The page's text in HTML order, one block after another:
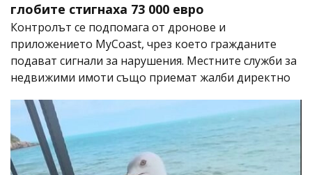
глобите стигнаха 73 000 евро
Контролът се подпомага от дронове и
приложението MyCoast, чрез което гражданите
подават сигнали за нарушения. Местните служби за
недвижими имоти също приемат жалби директно